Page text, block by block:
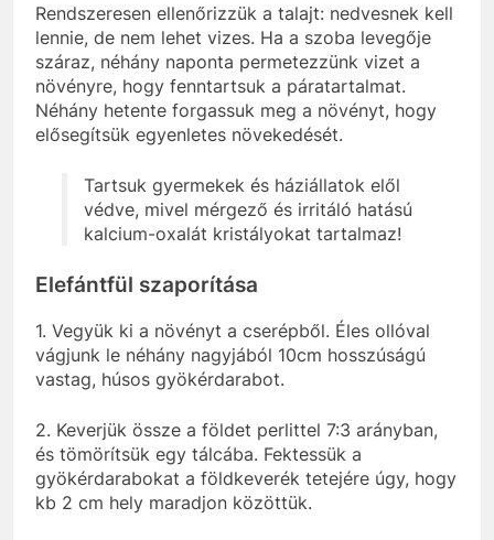
Rendszeresen ellenőrizzük a talajt: nedvesnek kell
lennie, de nem lehet vizes. Ha a szoba levegője
száraz, néhány naponta permetezzünk vizet a
növényre, hogy fenntartsuk a páratartalmat.
Néhány hetente forgassuk meg a növényt, hogy
elősegítsük egyenletes növekedését.
Tartsuk gyermekek és háziállatok elől
védve, mivel mérgező és irritáló hatású
kalcium-oxalát kristályokat tartalmaz!
Elefántfül szaporítása
1. Vegyük ki a növényt a cserépből. Éles ollóval
vágjunk le néhány nagyjából 10cm hosszúságú
vastag, húsos gyökérdarabot.
2. Keverjük össze a földet perlittel 7:3 arányban,
és tömörítsük egy tálcába. Fektessük a
gyökérdarabokat a földkeverék tetejére úgy, hogy
kb 2 cm hely maradjon közöttük.